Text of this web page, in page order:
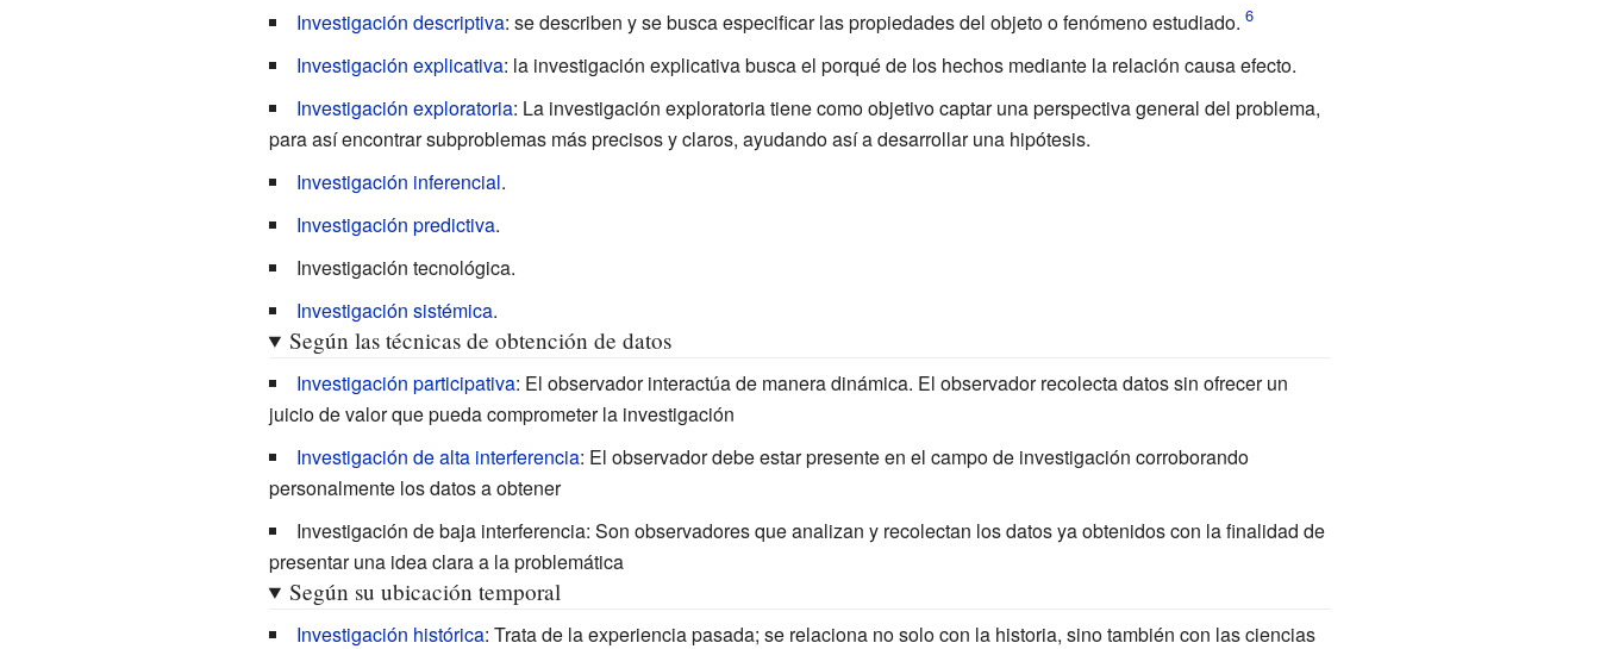
Investigación descriptiva: se describen y se busca especificar las propiedades del objeto o fenómeno estudiado.
Investigación explicativa: la investigación explicativa busca el porqué de los hechos mediante la relación causa efecto.
Investigación exploratoria: La investigación exploratoria tiene como objetivo captar una perspectiva general del problema,
para así encontrar subproblemas más precisos y claros, ayudando así a desarrollar una hipótesis.
Investigación inferencial.
Investigación predictiva.
Investigación tecnológica.
Investigación sistémica.
Según las técnicas de obtención de datos
Investigación participativa: El observador interactúa de manera dinámica. El observador recolecta datos sin ofrecer un
juicio de valor que pueda comprometer la investigación
Investigación de alta interferencia: El observador debe estar presente en el campo de investigación corroborando
personalmente los datos a obtener
Investigación de baja interferencia: Son observadores que analizan y recolectan los datos ya obtenidos con la finalidad de
presentar una idea clara a la problemática
Según su ubicación temporal
Investigación histórica: Trata de la experiencia pasada; se relaciona no solo con la historia, sino también con las ciencias